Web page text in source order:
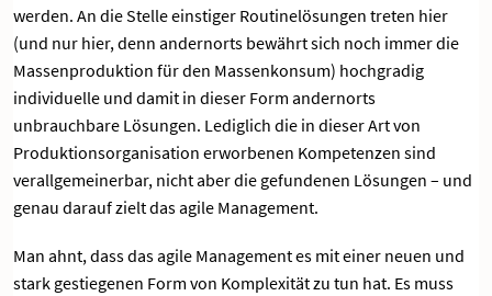
werden. An die Stelle einstiger Routinelösungen treten hier
(und nur hier, denn andernorts bewährt sich noch immer die
Massenproduktion für den Massenkonsum) hochgradig
individuelle und damit in dieser Form andernorts
unbrauchbare Lösungen. Lediglich die in dieser Art von
Produktionsorganisation erworbenen Kompetenzen sind
verallgemeinerbar, nicht aber die gefundenen Lösungen – und
genau darauf zielt das agile Management.
Man ahnt, dass das agile Management es mit einer neuen und
stark gestiegenen Form von Komplexität zu tun hat. Es muss